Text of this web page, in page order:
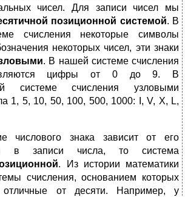
чисел. Для записи чисел мы
позиционной системой. В
счисления некоторые символы
некоторых чисел, эти знаки
. В нашей системе счисления
цифры от 0 до 9. В
системе счисления узловыми
1, 5, 10, 50, 100, 500, 1000: I, V, Х, L,
числового знака зависит от его
в записи числа, то система
. Из истории математики
счисления, основанием которых
от десяти. Например, у